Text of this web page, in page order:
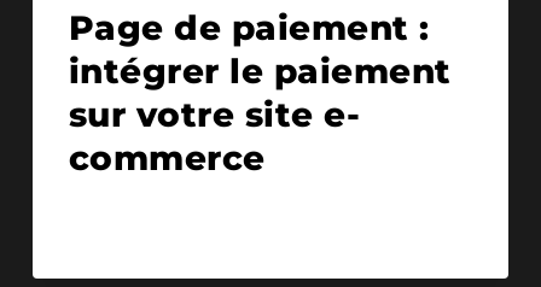
Page de paiement :
intégrer le paiement
sur votre site e-
commerce